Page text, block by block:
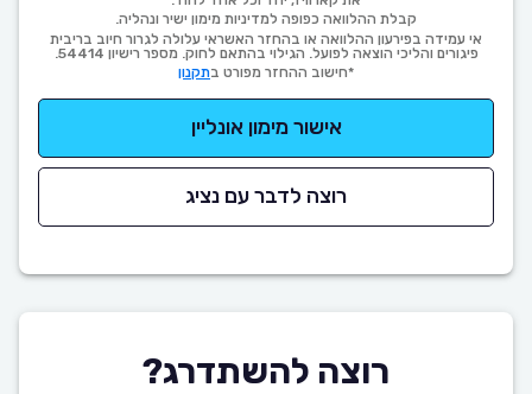
קבלת ההלוואה כפופה למדיניות מימון ישיר ונהליה.
אי עמידה בפירעון ההלוואה או בהחזר האשראי עלולה לגרור חיוב בריבית
פיגורים והליכי הוצאה לפועל. הגילוי בהתאם לחוק. מספר רישיון 54414.
*חישוב ההחזר מפורט בתקנון
אישור מימון אונליין
רוצה לדבר עם נציג
רוצה להשתדרג?